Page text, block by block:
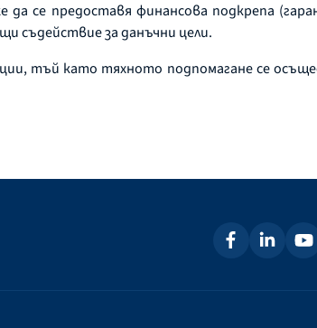
се предоставя финансова подкрепа
съдействие за данъчни цели.
тъй като тяхното подпомагане се